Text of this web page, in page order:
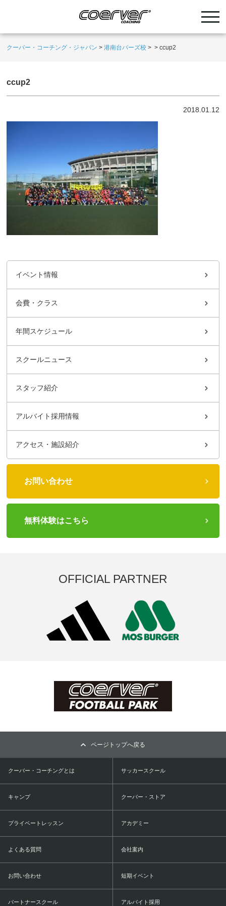
クーバー・コーチング・ジャパン >港南台バーズ校 > >ccup2
ccup2
2018.01.12
イベント情報
会費・クラス
年間スケジュール
スクールニュース
スタッフ紹介
アルバイト採用情報
アクセス・施設紹介
お問い合わせ
無料体験はこちら
OFFICIAL PARTNER
ページトップへ戻る
クーバー・コーチングとは サッカースクール
キャンプ クーバー・ストア
プライベートレッスン アカデミー
よくある質問 会社案内
お問い合わせ 短期イベント
パートナースクール アルバイト採用